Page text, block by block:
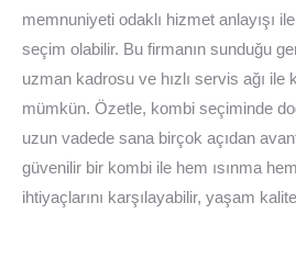
memnuniyeti odaklı hizmet anlayışı
seçim olabilir. Bu firmanın sunduğu
uzman kadrosu ve hızlı servis ağı ile
mümkün. Özetle, kombi seçiminde
uzun vadede sana birçok açıdan
güvenilir bir kombi ile hem ısınma
ihtiyaçlarını karşılayabilir, yaşam